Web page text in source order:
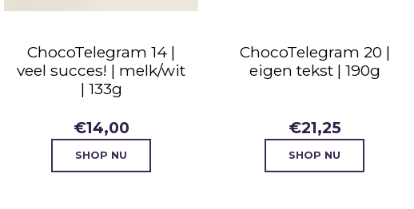
ChocoTelegram 14 |
veel succes! | melk/wit
| 133g
€14,00
SHOP NU
ChocoTelegram 20 |
eigen tekst | 190g
€21,25
SHOP NU